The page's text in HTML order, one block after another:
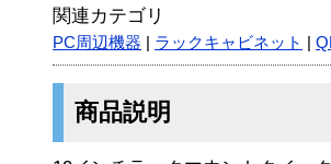
関連カテゴリ
PC周辺機器 ラックキャビネット
商品説明